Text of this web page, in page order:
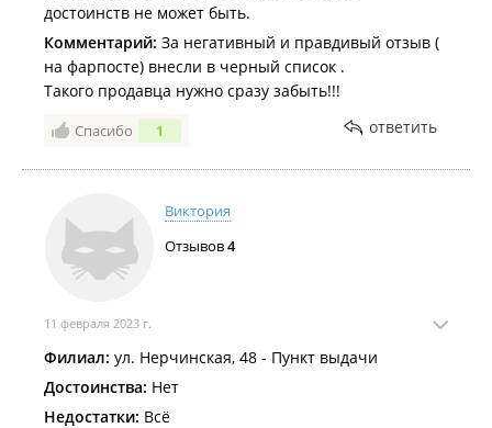
достоинств не может быть.
Комментарий: За негативный и правдивый отзыв (
на фарпосте) внесли в черный список .
Такого продавца нужно сразу забыть!!!
Спасибо 1 ответить
Виктория
Отзывов4
11 февраля 2023 г.
Филиал: ул. Нерчинская, 48 - Пункт выдачи
Достоинства: Нет
Недостатки: Всё